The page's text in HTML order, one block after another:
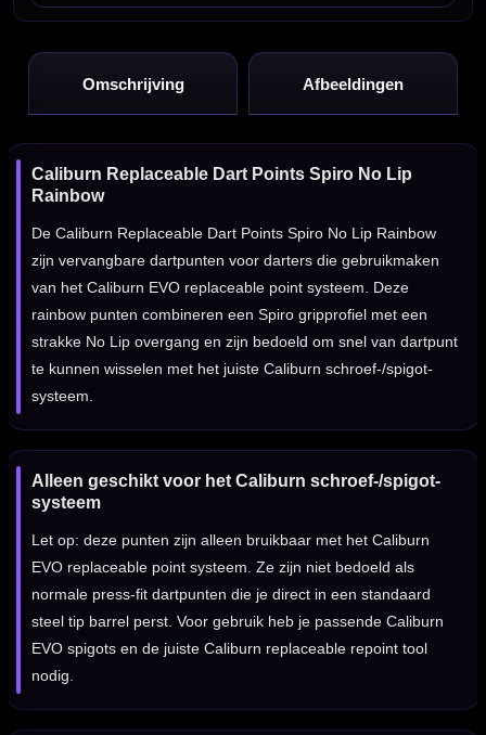
Omschrijving Afbeeldingen
Caliburn Replaceable Dart Points Spiro No Lip
Rainbow
De Caliburn Replaceable Dart Points Spiro No Lip Rainbow
zijn vervangbare dartpunten voor darters die gebruikmaken
van het Caliburn EVO replaceable point systeem. Deze
rainbow punten combineren een Spiro gripprofiel met een
strakke No Lip overgang en zijn bedoeld om snel van dartpunt
te kunnen wisselen met het juiste Caliburn schroef-/spigot-
systeem.
Alleen geschikt voor het Caliburn schroef-/spigot-
systeem
Let op: deze punten zijn alleen bruikbaar met het Caliburn
EVO replaceable point systeem. Ze zijn niet bedoeld als
normale press-fit dartpunten die je direct in een standaard
steel tip barrel perst. Voor gebruik heb je passende Caliburn
EVO spigots en de juiste Caliburn replaceable repoint tool
nodig.